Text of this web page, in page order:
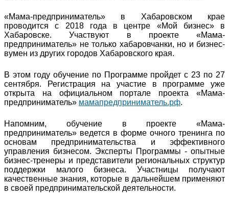
«Мама-предприниматель» в Хабаровском крае
проводится с 2018 года в центре «Мой бизнес» в
Хабаровске. Участвуют в проекте «Мама-
предприниматель» не только хабаровчанки, но и бизнес-
вумен из других городов Хабаровского края.
В этом году обучение по Программе пройдет с 23 по 27
сентября. Регистрация на участие в программе уже
открыта на официальном портале проекта «Мама-
предприниматель» мамапредприниматель.рф.
Напомним, обучение в проекте «Мама-
предприниматель» ведется в форме очного тренинга по
основам предпринимательства и эффективного
управления бизнесом. Эксперты Программы - опытные
бизнес-тренеры и представители региональных структур
поддержки малого бизнеса. Участницы получают
качественные знания, которые в дальнейшем применяют
в своей предпринимательской деятельности.